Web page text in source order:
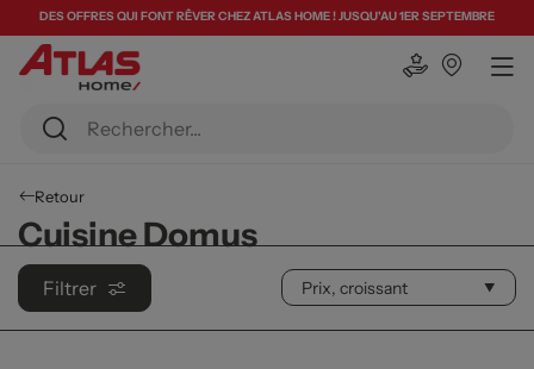
DES OFFRES QUI FONT RÊVER CHEZ ATLAS HOME ! JUSQU'AU 1ER SEPTEMBRE
Retour
Cuisine Domus
Filtrer